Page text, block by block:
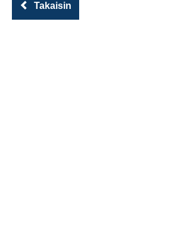
Takaisin